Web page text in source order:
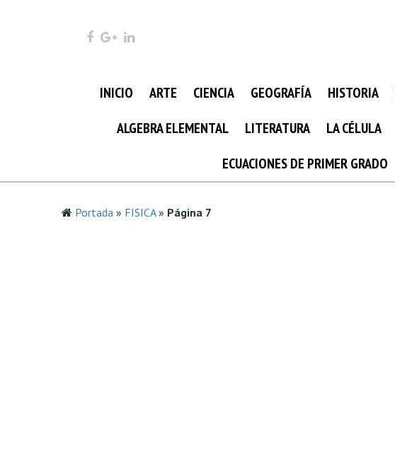
INICIO ARTE CIENCIA GEOGRAFÍA HISTORIA
ALGEBRA ELEMENTAL
LITERATURA LA CÉLULA
ECUACIONES DE PRIMER GRADO
Portada » FISICA» Página 7